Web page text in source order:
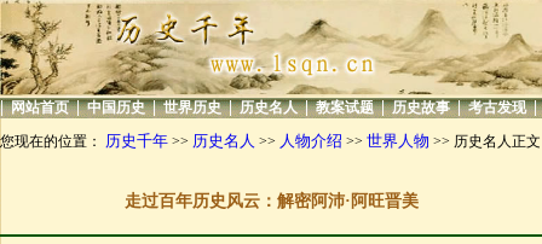
| 网站首页 | 中国历史 | 世界历史 | 历史名人 | 教案试题 | 历史故事 | 考古发现 |
您现在的位置： 历史千年 >> 历史名人 >> 人物介绍 >> 世界人物 >> 历史名人正文
走过百年历史风云：解密阿沛·阿旺晋美